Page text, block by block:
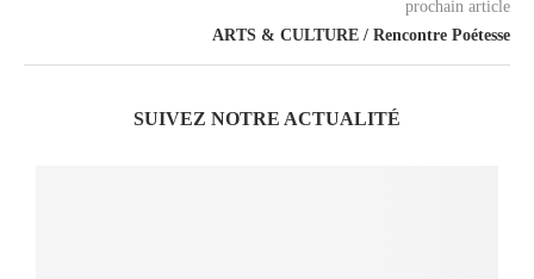
prochain article
ARTS & CULTURE / Rencontre Poétesse
SUIVEZ NOTRE ACTUALITÉ